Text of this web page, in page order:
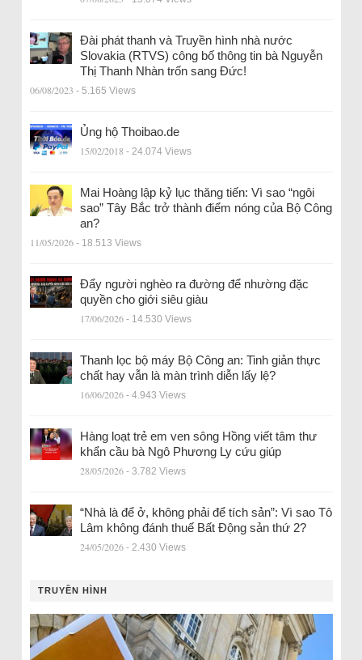
Đài phát thanh và Truyền hình nhà nước
Slovakia (RTVS) công bố thông tin bà Nguyễn
Thị Thanh Nhàn trốn sang Đức!
06/08/2023 - 5.165 Views
Ủng hộ Thoibao.de
15/02/2018 - 24.074 Views
Mai Hoàng lập kỷ lục thăng tiến: Vì sao “ngôi
sao” Tây Bắc trở thành điểm nóng của Bộ Công
an?
11/05/2026 - 18.513 Views
Đẩy người nghèo ra đường để nhường đặc
quyền cho giới siêu giàu
17/06/2026 - 14.530 Views
Thanh lọc bộ máy Bộ Công an: Tinh giản thực
chất hay vẫn là màn trình diễn lấy lệ?
16/06/2026 - 4.943 Views
Hàng loạt trẻ em ven sông Hồng viết tâm thư
khẩn cầu bà Ngô Phương Ly cứu giúp
28/05/2026 - 3.782 Views
“Nhà là để ở, không phải để tích sản”: Vì sao Tô
Lâm không đánh thuế Bất Động sản thứ 2?
24/05/2026 - 2.430 Views
TRUYỀN HÌNH